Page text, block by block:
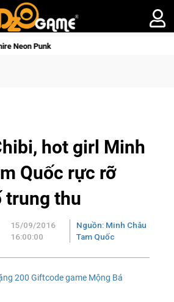
đưa bom tấn săn thú sinh tồn lên di
hot girl Minh
Quốc rực rỡ
trung thu
15/09/2016
16:00:00
Nguồn: Minh Châu
Tam Quốc
200 Giftcode game Mộng Bá